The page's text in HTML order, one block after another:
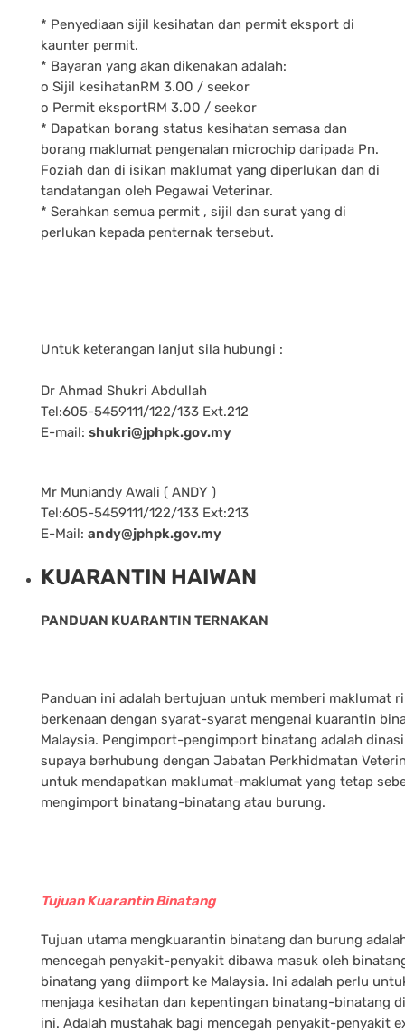
* Penyediaan sijil kesihatan dan permit eksport di
kaunter permit.
* Bayaran yang akan dikenakan adalah:
o Sijil kesihatanRM 3.00 / seekor
o Permit eksportRM 3.00 / seekor
* Dapatkan borang status kesihatan semasa dan
borang maklumat pengenalan microchip daripada Pn.
Foziah dan di isikan maklumat yang diperlukan dan di
tandatangan oleh Pegawai Veterinar.
* Serahkan semua permit , sijil dan surat yang di
perlukan kepada penternak tersebut.
Untuk keterangan lanjut sila hubungi :
Dr Ahmad Shukri Abdullah
Tel:605-5459111/122/133 Ext.212
E-mail: shukri@jphpk.gov.my
Mr Muniandy Awali ( ANDY )
Tel:605-5459111/122/133 Ext:213
E-Mail: andy@jphpk.gov.my
KUARANTIN HAIWAN
PANDUAN KUARANTIN TERNAKAN
Panduan ini adalah bertujuan untuk memberi maklumat
berkenaan dengan syarat-syarat mengenai kuarantin
Malaysia. Pengimport-pengimport binatang adalah
supaya berhubung dengan Jabatan Perkhidmatan
untuk mendapatkan maklumat-maklumat yang tetap
mengimport binatang-binatang atau burung.
Tujuan Kuarantin Binatang
Tujuan utama mengkuarantin binatang dan burung
mencegah penyakit-penyakit dibawa masuk oleh
binatang yang diimport ke Malaysia. Ini adalah perlu
menjaga kesihatan dan kepentingan binatang-binatang
ini. Adalah mustahak bagi mencegah penyakit-penyakit